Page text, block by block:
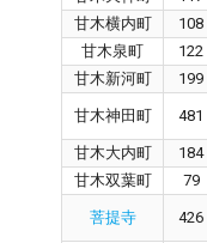
甘木横内町
108
甘木泉町
122
甘木新河町
199
甘木神田町 481
甘木大内町 184
甘木双葉町
79
菩提寺 426